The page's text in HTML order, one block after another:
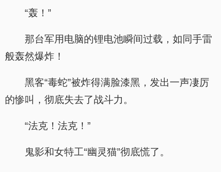
“轰！”
那台军用电脑的锂电池瞬间过载，如同手雷
般轰然爆炸！
黑客“毒蛇”被炸得满脸漆黑，发出一声凄厉
的惨叫，彻底失去了战斗力。
“法克！法克！”
鬼影和女特工“幽灵猫”彻底慌了。